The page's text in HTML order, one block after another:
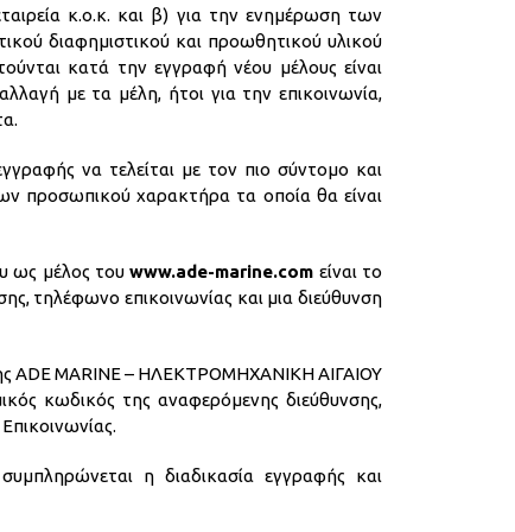
κ.ο.κ. και β) για την ενημέρωση των
διαφημιστικού και προωθητικού υλικού
κατά την εγγραφή νέου μέλους είναι
με τα μέλη, ήτοι για την επικοινωνία,
να τελείται με τον πιο σύντομο και
προσωπικού χαρακτήρα τα οποία θα είναι
ως μέλος τουwww.ade-marine.com είναι το
τηλέφωνο επικοινωνίας και μια διεύθυνση
ADE MARINE – ΗΛΕΚΤΡΟΜΗΧΑΝΙΚΗ ΑΙΓΑΙΟΥ
κωδικός της αναφερόμενης διεύθυνσης,
η διαδικασία εγγραφής και